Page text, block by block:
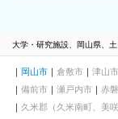
大学・研究施設、岡山県、
岡山市 倉敷市 津山市
備前市
瀬戸内市 赤
久米郡（久米南町、美咲